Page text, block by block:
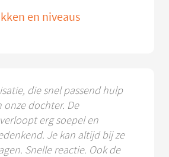
en niveaus
die snel passend hulp
dochter. De
erg soepel en
Je kan altijd bij ze
Snelle reactie. Ook de